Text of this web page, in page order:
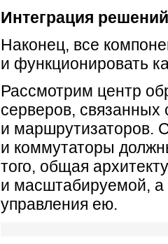
Интеграция решений
Наконец, все
и функционировать
Рассмотрим центр
серверов,
и маршрутизаторов.
и коммутаторы
того, общая
и масштабируемой, а
управления ею.